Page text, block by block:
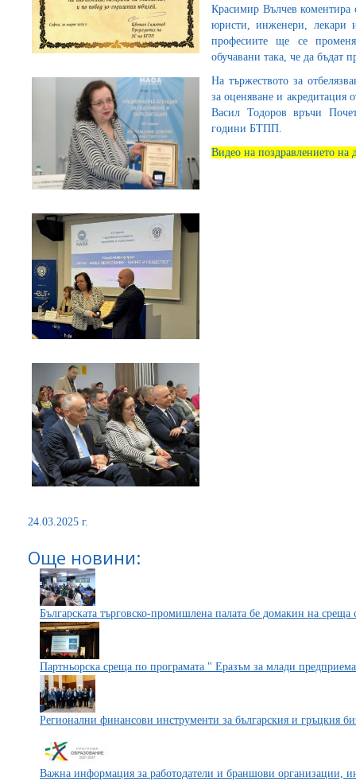
Красимир Вълчев
юристи, инженери, лекари
професиите ще се
обучавани така, че да бъдат
На тържеството за
за оценяване и акредитация
Васил Тодоров връчи
години БТПП.
Видео на поздравлението
24.03.2025 г.
Още новини:
Българската търговско-промишлена палата бе домакин на
Партньорска среща по програмата " Еразъм за млади
Регионални финансови инструменти за българския и гръцкия
Важна информация за работодатели и браншови организации,